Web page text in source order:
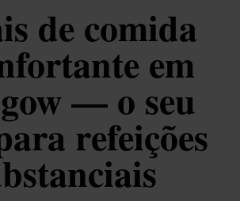
de comida
em
— o seu
refeições